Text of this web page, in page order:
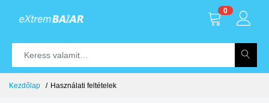
0
Kezdőlap Használati feltételek